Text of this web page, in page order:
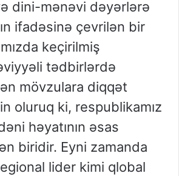
dini-mənəvi dəyərlərə
ifadəsinə çevrilən bir
keçirilmiş
tədbirlərdə
mövzulara diqqət
oluruq ki, respublikamız
həyatının əsas
biridir. Eyni zamanda
lider kimi qlobal